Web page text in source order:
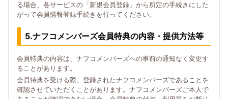
る場合、各サービスの「新規会員登録」から所定の手続きにした
がって会員情報登録手続きを行ってください。
5.ナフコメンバーズ会員特典の内容・提供方法等
会員特典の内容は、ナフコメンバーズへの事前の通知なく変更す
ることがあります。
会員特典を受ける際、登録されたナフコメンバーズであることを
確認させていただくことがあります。ナフコメンバーズご本人で